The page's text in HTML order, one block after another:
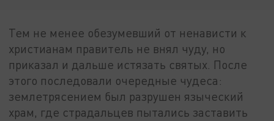
Тем не менее обезумевший от ненависти к
христианам правитель не внял чуду, но
приказал и дальше истязать святых. После
этого последовали очередные чудеса:
землетрясением был разрушен языческий
храм, где страдальцев пытались заставить